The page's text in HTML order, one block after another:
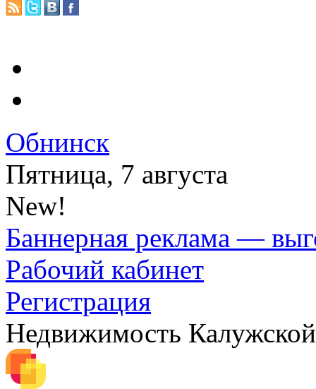
Обнинск
Пятница, 7 августа
New!
Баннерная реклама —
Рабочий кабинет
Регистрация
Недвижимость